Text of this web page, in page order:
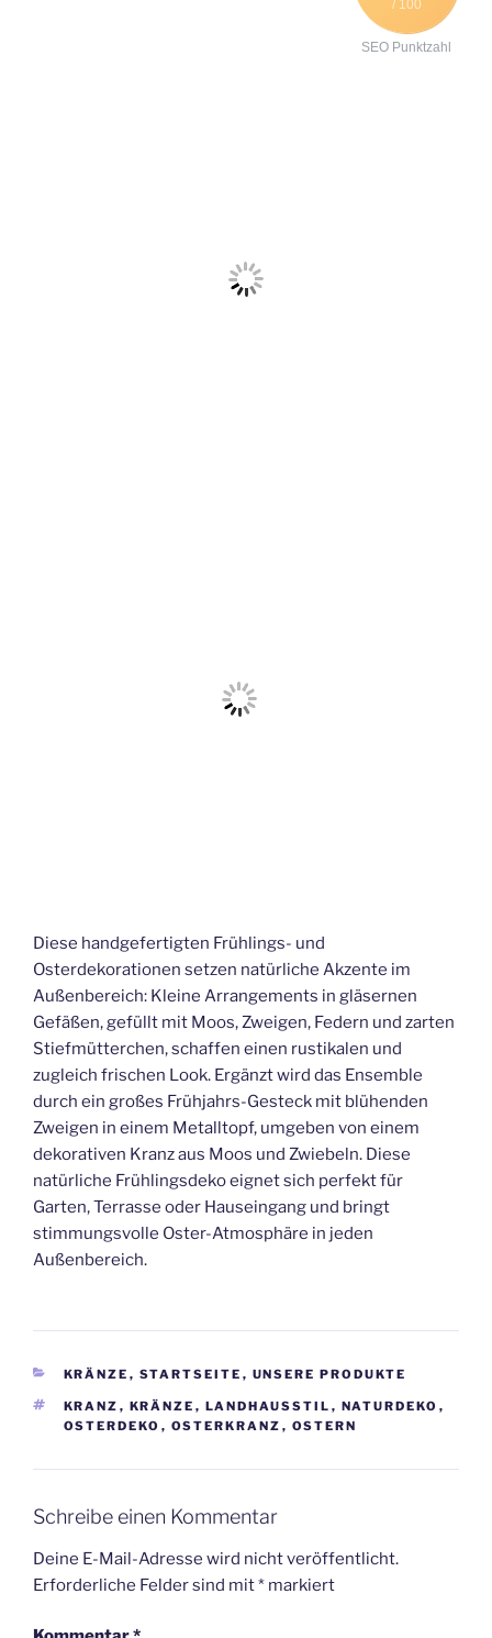
/ 100
SEO Punktzahl
Diese handgefertigten Frühlings- und
Osterdekorationen setzen natürliche Akzente im
Außenbereich: Kleine Arrangements in gläsernen
Gefäßen, gefüllt mit Moos, Zweigen, Federn und zarten
Stiefmütterchen, schaffen einen rustikalen und
zugleich frischen Look. Ergänzt wird das Ensemble
durch ein großes Frühjahrs-Gesteck mit blühenden
Zweigen in einem Metalltopf, umgeben von einem
dekorativen Kranz aus Moos und Zwiebeln. Diese
natürliche Frühlingsdeko eignet sich perfekt für
Garten, Terrasse oder Hauseingang und bringt
stimmungsvolle Oster-Atmosphäre in jeden
Außenbereich.
KATEGORIEN
KRÄNZE , STARTSEITE , UNSERE PRODUKTE
SCHLAGWÖRTER
KRANZ , KRÄNZE , LANDHAUSSTIL , NATURDEKO ,
OSTERDEKO , OSTERKRANZ , OSTERN
Schreibe einen Kommentar
Deine E-Mail-Adresse wird nicht veröffentlicht.
Erforderliche Felder sind mit* markiert